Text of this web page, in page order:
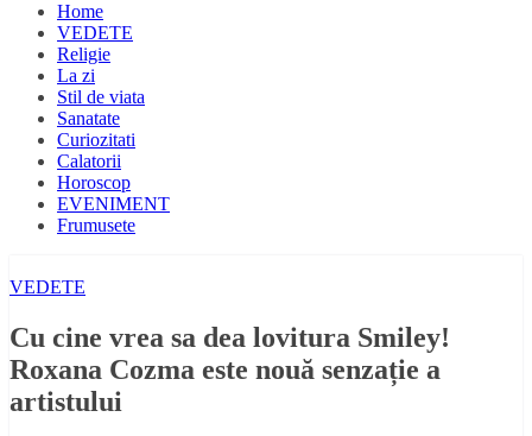
Home
VEDETE
Religie
La zi
Stil de viata
Sanatate
Curiozitati
Calatorii
Horoscop
EVENIMENT
Frumusete
VEDETE
Cu cine vrea sa dea lovitura Smiley!
Roxana Cozma este nouă senzație a
artistului